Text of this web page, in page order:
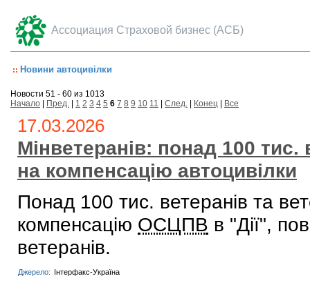
Ассоциация Страховой бизнес (АСБ)
Новини автоцивілки
Новости 51 - 60 из 1013
Начало
Пред. 1 2 3 4 5 6 7 8 9 10 11 След. Конец Все
17.03.2026
Мінветеранів: понад 100
на компенсацію автоцивілки
Понад 100 тис. ветеранів та
компенсацію ОСЦПВ в "Дії",
ветеранів.
Джерело: Інтерфакс-Україна